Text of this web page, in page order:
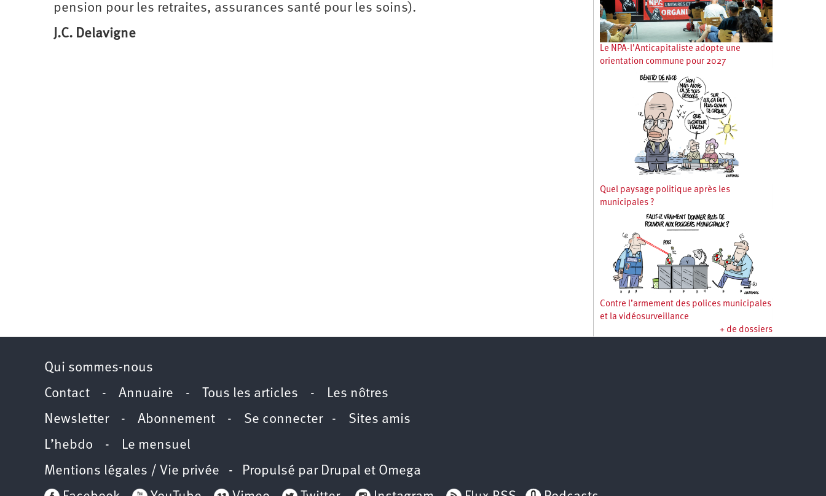
pension pour les retraites, assurances santé pour les soins).
J.C. Delavigne
Le NPA-l’Anticapitaliste adopte une
orientation commune pour 2027
Quel paysage politique après les
municipales ?
Contre l’armement des polices municipales
et la vidéosurveillance
+ de dossiers
Qui sommes-nous
Contact - Annuaire - Tous les articles - Les nôtres
Newsletter- Abonnement - Se connecter- Sites amis
L’hebdo - Le mensuel
Mentions légales / Vie privée - Propulsé par Drupal et Omega